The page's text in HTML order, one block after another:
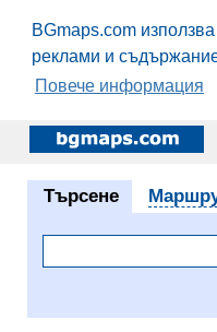
BGmaps.com
реклами и
Повече информация
Търсене